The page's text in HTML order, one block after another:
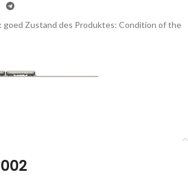
goed Zustand des Produktes: Condition of the